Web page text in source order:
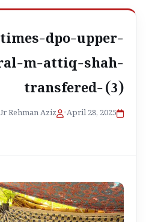
dpo-upper-
m-attiq-shah-
transfered- (3)
April 28, 2025
•
Rehman Aziz